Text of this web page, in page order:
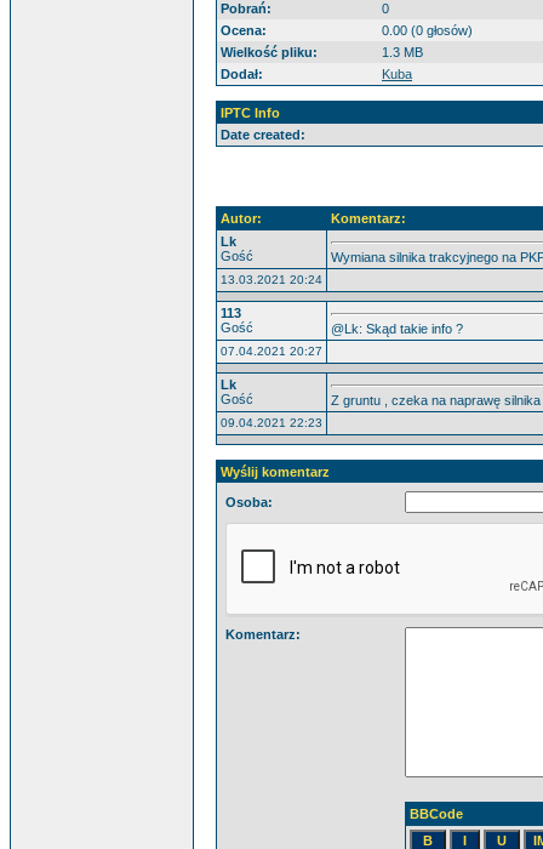
Pobrań:
0
Ocena:
0.00 (0 głosów)
Wielkość pliku:
1.3 MB
Dodał:
Kuba
IPTC Info
Date created:
Autor:
Komentarz:
Lk
Gość
Wymiana silnika trakcyjnego na
13.03.2021 20:24
113
Gość
@Lk: Skąd takie info ?
07.04.2021 20:27
Lk
Gość
Z gruntu , czeka na naprawę silnika
09.04.2021 22:23
Wyślij komentarz
Osoba:
Komentarz:
BBCode